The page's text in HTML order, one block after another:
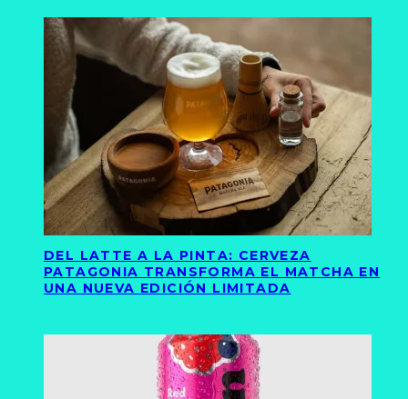
DEL LATTE A LA PINTA: CERVEZA
PATAGONIA TRANSFORMA EL MATCHA EN
UNA NUEVA EDICIÓN LIMITADA